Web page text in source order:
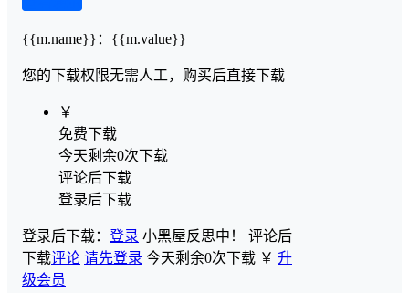
{{m.name}} ： {{m.value}}
您的下载权限无需人工，购买后直接下载
￥
免费下载
今天剩余0次下载
评论后下载
登录后下载
登录后下载： 登录 小黑屋反思中！ 评论后
下载评论 请先登录 今天剩余0次下载 ￥ 升
级会员